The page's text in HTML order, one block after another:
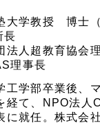
大学教授 博士
長
法人超教育協会
理事長
工学部卒業後、
経て、NPO法人
に就任。株式会